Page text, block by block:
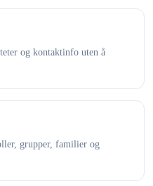
og kontaktinfo uten å
grupper, familier og